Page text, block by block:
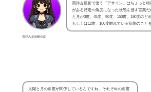
西洋占星術研究家
西洋占星術で使う『アサイン』はちょっと特
がある特定の角度になった状態を指す言葉
と月が0度、45度、90度、150度、180度のど
もしくは12度、160度離れている状態のこと
太陽と月の角度が関係しているんですね。それぞれの角度